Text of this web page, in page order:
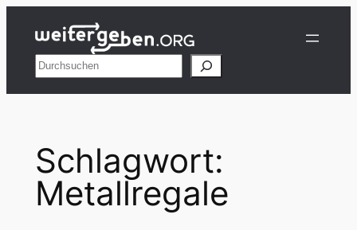
Inhalt
springenSuchen
Schlagwort:
Metallregale